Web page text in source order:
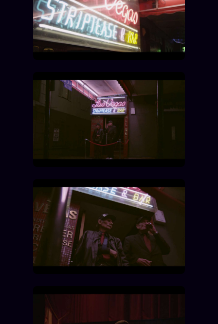
Le procès Brigitte Macron
Catalogue
ZS Bundle
SOCIÉTÉ DES AMIS
L'Association
S'abonner GRATUIT
Témoignages85 000
Lectures des sœurs
Bienvenue nouveau membre
Manifeste pricing
Se connecter
z/S SYSTEMS